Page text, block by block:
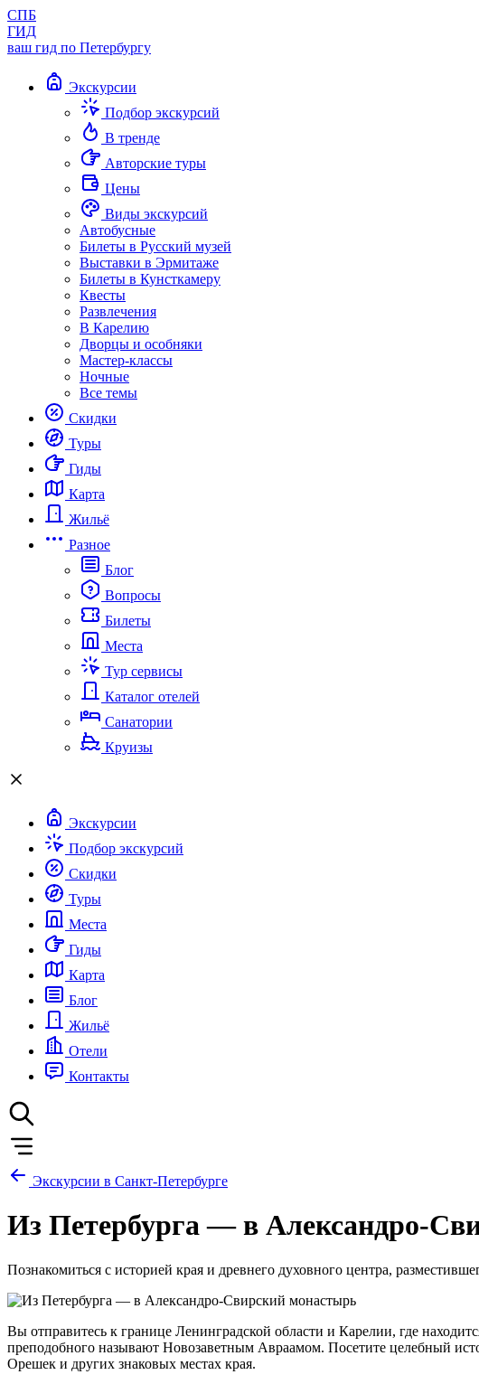
СПБ
ГИД
ваш гид по Петербургу
Экскурсии
Подбор экскурсий
В тренде
Авторские туры
Цены
Виды экскурсий
Автобусные
Билеты в Русский музей
Выставки в Эрмитаже
Билеты в Кунсткамеру
Квесты
Развлечения
В Карелию
Дворцы и особняки
Мастер-классы
Ночные
Все темы
Скидки
Туры
Гиды
Карта
Жильё
Разное
Блог
Вопросы
Билеты
Места
Тур сервисы
Каталог отелей
Санатории
Круизы
Экскурсии
Подбор экскурсий
Скидки
Туры
Места
Гиды
Карта
Блог
Жильё
Отели
Контакты
Экскурсии в Санкт-Петербурге
Из Петербурга — в Александро-
Познакомиться с историей края и древнего духовного центра,
Вы отправитесь к границе Ленинградской области и Карелии, где
преподобного называют Новозаветным Авраамом. Посетите целебный
Орешек и других знаковых местах края.